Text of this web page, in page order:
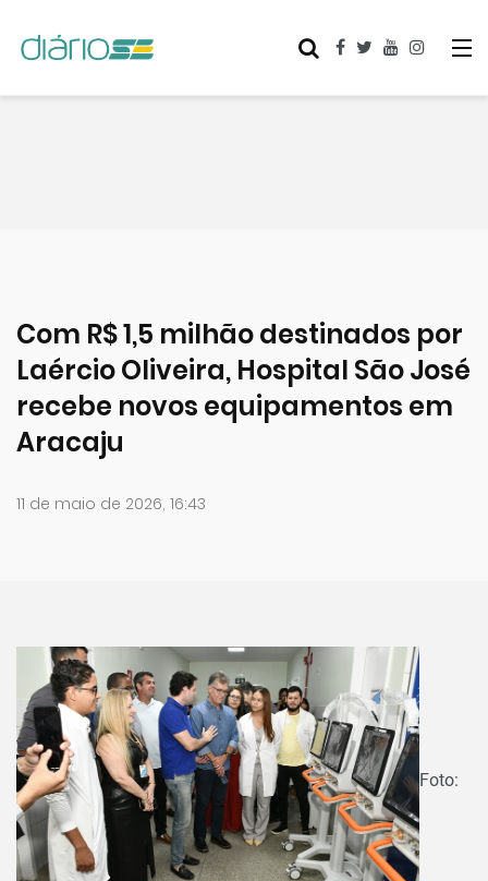
Com R$ 1,5 milhão destinados por
Laércio Oliveira, Hospital São José
recebe novos equipamentos em
Aracaju
11 de maio de 2026, 16:43
Foto: